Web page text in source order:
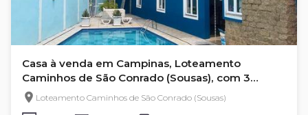
Casa à venda em Campinas, Loteamento
Caminhos de São Conrado (Sousas), com 3
quartos, com 250 m²
Loteamento Caminhos de São Conrado (Sousas)